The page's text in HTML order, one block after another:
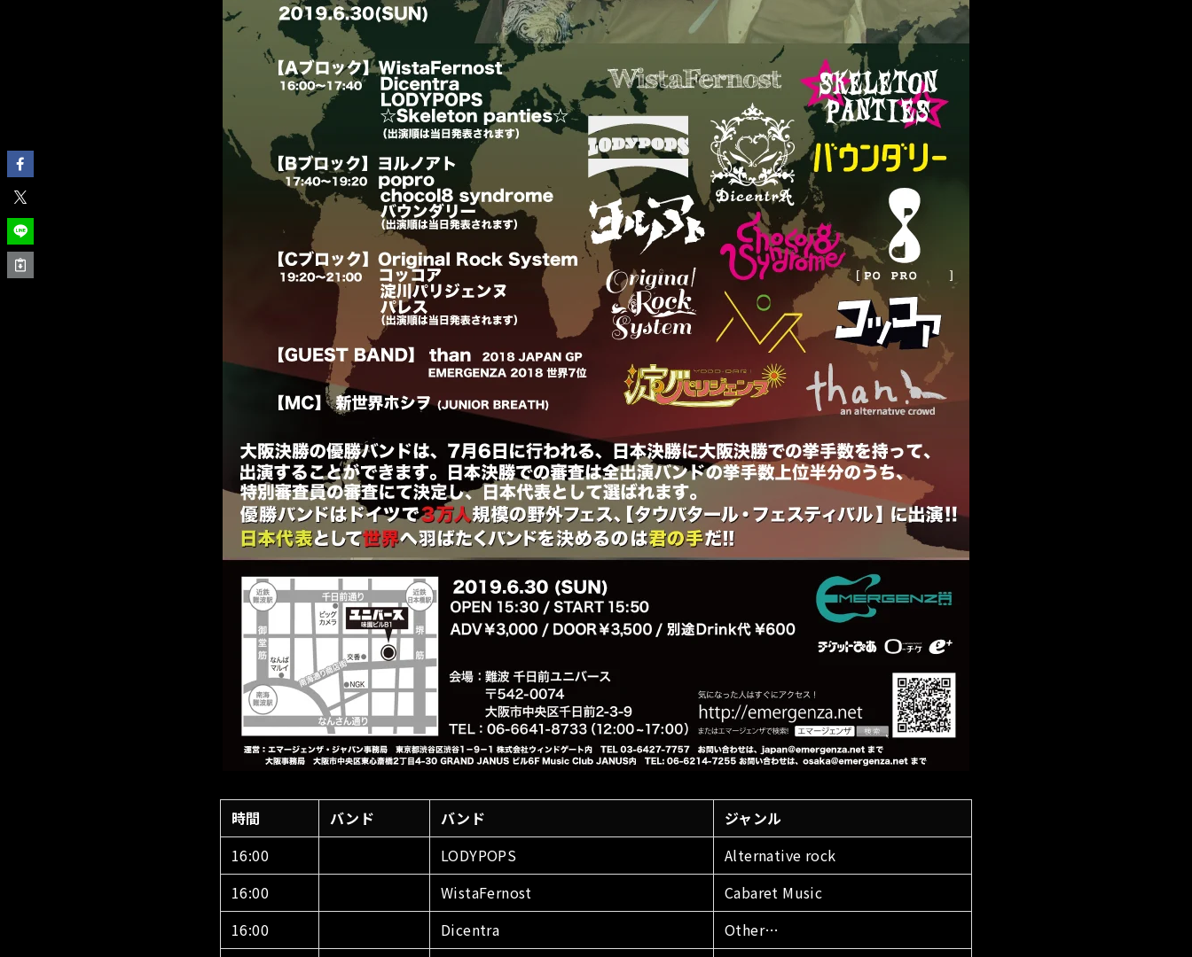
時間 バンド バンド
ジャンル
16:00
LODYPOPS
Alternative rock
16:00
WistaFernost
Cabaret Music
16:00
Dicentra
Other…